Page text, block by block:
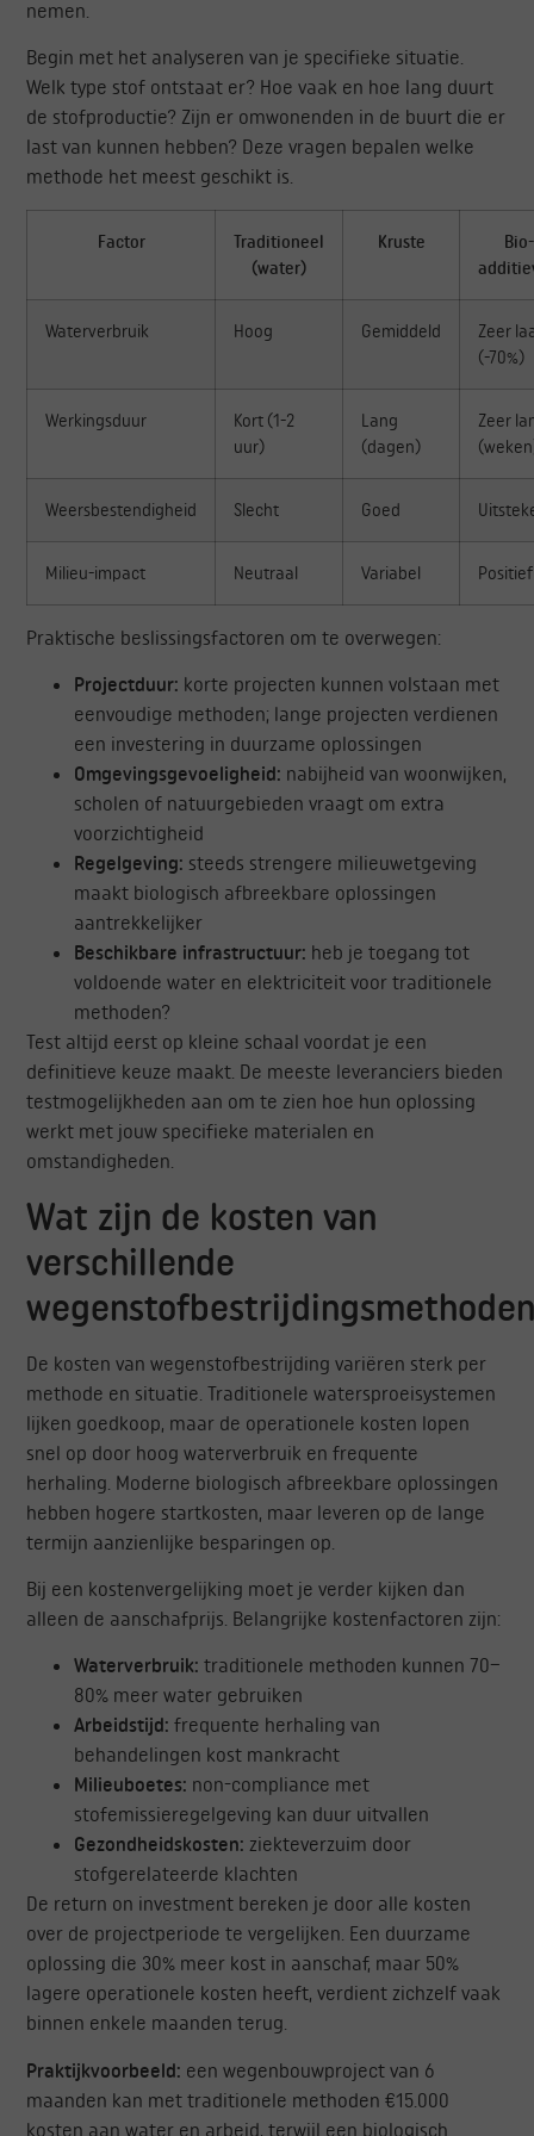
nemen.
Begin met het analyseren van je specifieke situatie.
Welk type stof ontstaat er? Hoe vaak en hoe lang duurt
de stofproductie? Zijn er omwonenden in de buurt die er
last van kunnen hebben? Deze vragen bepalen welke
methode het meest geschikt is.
Factor
Traditioneel
(water)
Kruste
Bio-
Waterverbruik Hoog Gemiddeld
Zeer
(-70%)
Werkingsduur
Kort (1-2
uur)
Lang
(dagen)
Zeer
Weersbestendigheid Slecht Goed
Milieu-impact Neutraal Variabel Positief
Praktische beslissingsfactoren om te overwegen:
Projectduur: korte projecten kunnen volstaan met
eenvoudige methoden; lange projecten verdienen
een investering in duurzame oplossingen
Omgevingsgevoeligheid: nabijheid van woonwijken,
scholen of natuurgebieden vraagt om extra
voorzichtigheid
Regelgeving: steeds strengere milieuwetgeving
maakt biologisch afbreekbare oplossingen
aantrekkelijker
Beschikbare infrastructuur: heb je toegang tot
voldoende water en elektriciteit voor traditionele
methoden?
Test altijd eerst op kleine schaal voordat je een
definitieve keuze maakt. De meeste leveranciers bieden
testmogelijkheden aan om te zien hoe hun oplossing
werkt met jouw specifieke materialen en
omstandigheden.
Wat zijn de kosten van
verschillende
De kosten van wegenstofbestrijding variëren sterk per
methode en situatie. Traditionele watersproeisystemen
lijken goedkoop, maar de operationele kosten lopen
snel op door hoog waterverbruik en frequente
herhaling. Moderne biologisch afbreekbare oplossingen
hebben hogere startkosten, maar leveren op de lange
termijn aanzienlijke besparingen op.
Bij een kostenvergelijking moet je verder kijken dan
alleen de aanschafprijs. Belangrijke kostenfactoren zijn:
Waterverbruik: traditionele methoden kunnen 70–
80% meer water gebruiken
Arbeidstijd: frequente herhaling van
behandelingen kost mankracht
Milieuboetes: non-compliance met
stofemissieregelgeving kan duur uitvallen
Gezondheidskosten: ziekteverzuim door
stofgerelateerde klachten
De return on investment bereken je door alle kosten
over de projectperiode te vergelijken. Een duurzame
oplossing die 30% meer kost in aanschaf, maar 50%
lagere operationele kosten heeft, verdient zichzelf vaak
binnen enkele maanden terug.
Praktijkvoorbeeld: een wegenbouwproject van 6
maanden kan met traditionele methoden €15.000
kosten aan water en arbeid, terwijl een biologisch